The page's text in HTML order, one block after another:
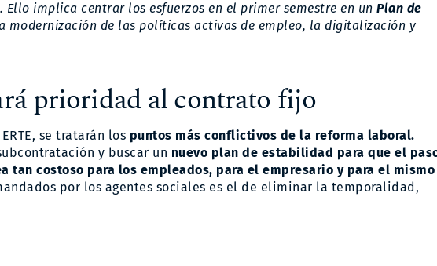
Ello implica centrar los esfuerzos en el primer semestre en un Plan de
modernización de las políticas activas de empleo, la digitalización y
prioridad al contrato fijo
se tratarán los puntos más conflictivos de la reforma laboral.
y buscar un nuevo plan de estabilidad para que el
tan costoso para los empleados, para el empresario y para el mismo
por los agentes sociales es el de eliminar la temporalidad,